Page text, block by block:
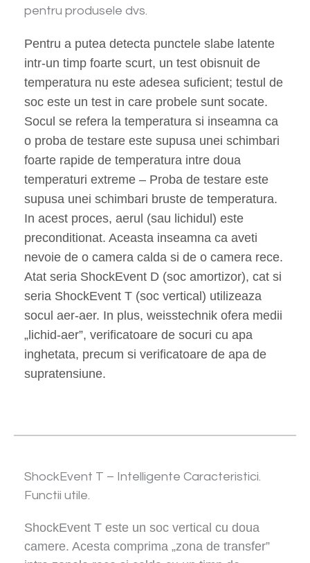
pentru produsele dvs.
Pentru a putea detecta punctele slabe latente
intr-un timp foarte scurt, un test obisnuit de
temperatura nu este adesea suficient; testul de
soc este un test in care probele sunt socate.
Socul se refera la temperatura si inseamna ca
o proba de testare este supusa unei schimbari
foarte rapide de temperatura intre doua
temperaturi extreme – Proba de testare este
supusa unei schimbari bruste de temperatura.
In acest proces, aerul (sau lichidul) este
preconditionat. Aceasta inseamna ca aveti
nevoie de o camera calda si de o camera rece.
Atat seria ShockEvent D (soc amortizor), cat si
seria ShockEvent T (soc vertical) utilizeaza
socul aer-aer. In plus, weisstechnik ofera medii
„lichid-aer”, verificatoare de socuri cu apa
inghetata, precum si verificatoare de apa de
supratensiune.
ShockEvent T – Intelligente Caracteristici.
Functii utile.
ShockEvent T este un soc vertical cu doua
camere. Acesta comprima „zona de transfer”